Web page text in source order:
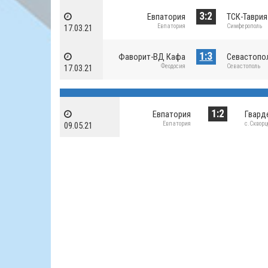
17.03.21
Евпатория
Евпатория
3:2 ТСК-Таврия
Симферополь
17.03.21
Фаворит-ВД Кафа
Феодосия
1:3
Севастополь
09.05.21
Евпатория
Евпатория
1:2